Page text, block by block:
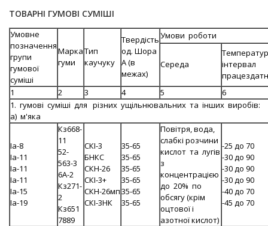
ТОВАРНІ ГУМОВІ СУМІШІ
Умовне
позначення
групи
гумової
суміші
Марка
гуми
Тип
каучуку
Твердість
од. Шора
А (в
межах)
Умови роботи
Середа
інтервал
1
2 3 4 5
6
1. гумові суміші для різних ущільнювальних та інших виробів:
а) м'яка
Iа-8
Iа-11
Iа-11
Iа-11
Iа-15
Iа-19
Кз668-
11
52-
563-3
6А-2
Кз271-
2
Кз651
7889
СКІ-3
БНКС
СКН-26
СКІ-3+
СКН-26мп
СКІ-3НК
35-65
35-65
35-65
35-65
35-65
35-65
Повітря, вода,
слабкі розчини
кислот та лугів
з
концентрацією
до 20% по
обсягу (крім
оцтової і
азотної кислот)
-25 до 70
-30 до 90
-30 до 90
-30 до 90
-40 до 70
-45 до 70